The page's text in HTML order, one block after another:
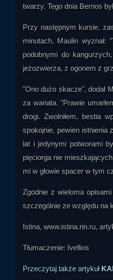
twarzy. Tego dnia Berrios
Przy następnym kursie,
minutach, Maulin
podobnymi do
jeżozwierza, z ogonem z
"Ono dużo skacze", dodał
za wariata. "Prawie
drogi. Zwolniłem, bestia
spokojnie, pewien istnienia
lat i jedynymi potworami
pięciorga nie
mi w głowie spacer w tym
Zgodnie z wieloma
szczególnie ze względu na
Istina, www.istina.rin.ru,
Tłumaczenie: Ivellios
Przeczytaj także artykuł